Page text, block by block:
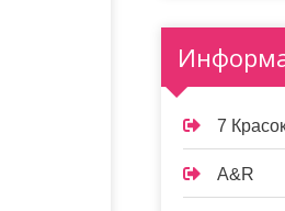
7
A&R